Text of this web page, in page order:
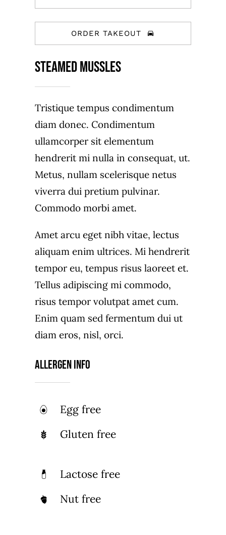
ORDER TAKEOUT
Steamed Mussles
Tristique tempus condimentum
diam donec. Condimentum
ullamcorper sit elementum
hendrerit mi nulla in consequat, ut.
Metus, nullam scelerisque netus
viverra dui pretium pulvinar.
Commodo morbi amet.
Amet arcu eget nibh vitae, lectus
aliquam enim ultrices. Mi hendrerit
tempor eu, tempus risus laoreet et.
Tellus adipiscing mi commodo,
risus tempor volutpat amet cum.
Enim quam sed fermentum dui ut
diam eros, nisl, orci.
Allergen Info
Egg free
Gluten free
Lactose free
Nut free